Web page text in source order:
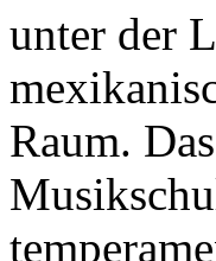
unter der
Raum.